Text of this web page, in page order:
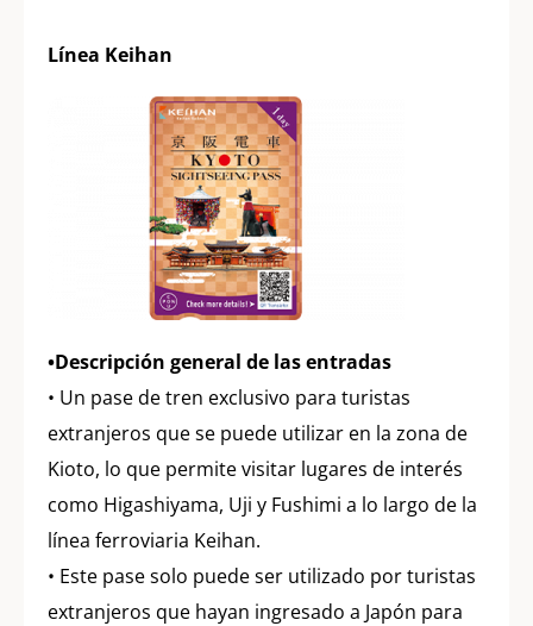
Línea Keihan
•Descripción general de las entradas
• Un pase de tren exclusivo para turistas
extranjeros que se puede utilizar en la zona de
Kioto, lo que permite visitar lugares de interés
como Higashiyama, Uji y Fushimi a lo largo de la
línea ferroviaria Keihan.
• Este pase solo puede ser utilizado por turistas
extranjeros que hayan ingresado a Japón para